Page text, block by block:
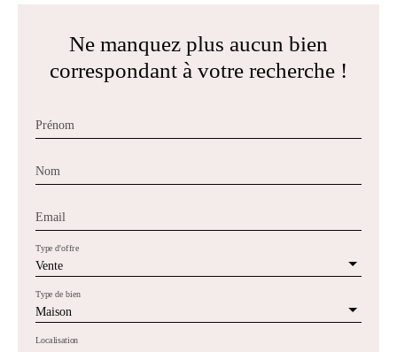
Ne manquez plus aucun bien
correspondant à votre recherche !
Prénom
Nom
Email
Vente
Type d'offre
Maison
Type de bien
Localisation